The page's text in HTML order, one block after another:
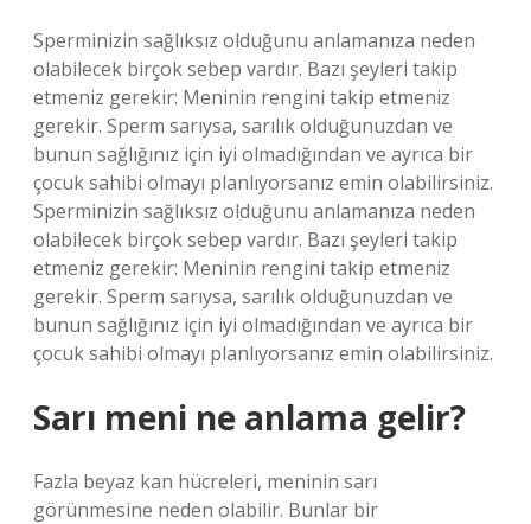
Sperminizin sağlıksız olduğunu anlamanıza neden
olabilecek birçok sebep vardır. Bazı şeyleri takip
etmeniz gerekir: Meninin rengini takip etmeniz
gerekir. Sperm sarıysa, sarılık olduğunuzdan ve
bunun sağlığınız için iyi olmadığından ve ayrıca bir
çocuk sahibi olmayı planlıyorsanız emin olabilirsiniz.
Sperminizin sağlıksız olduğunu anlamanıza neden
olabilecek birçok sebep vardır. Bazı şeyleri takip
etmeniz gerekir: Meninin rengini takip etmeniz
gerekir. Sperm sarıysa, sarılık olduğunuzdan ve
bunun sağlığınız için iyi olmadığından ve ayrıca bir
çocuk sahibi olmayı planlıyorsanız emin olabilirsiniz.
Sarı meni ne anlama gelir?
Fazla beyaz kan hücreleri, meninin sarı
görünmesine neden olabilir. Bunlar bir